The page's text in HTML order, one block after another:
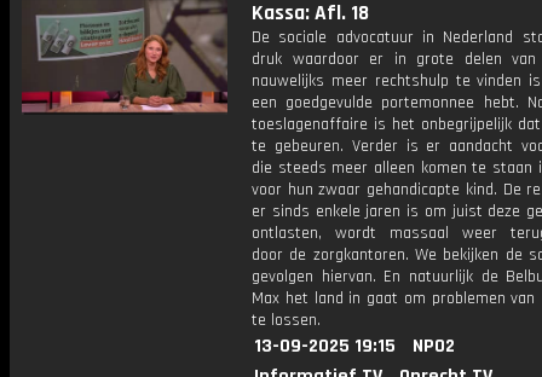
Kassa: Afl. 18
De sociale advocatuur in Nederland
druk waardoor er in grote delen
nauwelijks meer rechtshulp te vinden
een goedgevulde portemonnee hebt.
toeslagenaffaire is het onbegrijpelijk
te gebeuren. Verder is er aandacht
die steeds meer alleen komen te staan
voor hun zwaar gehandicapte kind. De
er sinds enkele jaren is om juist deze
ontlasten, wordt massaal weer
door de zorgkantoren. We bekijken de
gevolgen hiervan. En natuurlijk de
Max het land in gaat om problemen van
te lossen.
13-09-2025 19:15
NPO2